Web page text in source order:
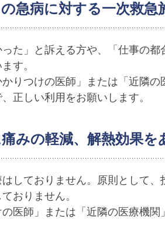
急病に対する一次救急
った」と訴える方や、「仕事の
す。
りつけの医師」または「近隣
正しい利用をお願いします。
みの軽減、解熱効果を
しておりません。原則として、
おりません。
医師」または「近隣の医療機関